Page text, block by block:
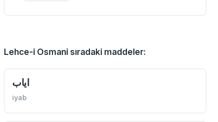
Lehce-i Osmani sıradaki maddeler:
اياب
iyab